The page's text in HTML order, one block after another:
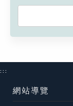
:::
網站導覽